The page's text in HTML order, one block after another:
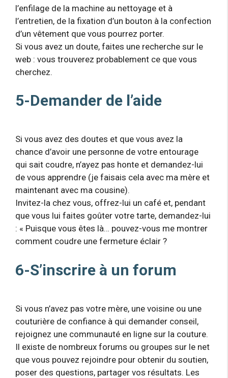
l’enfilage de la machine au nettoyage et à
l’entretien, de la fixation d’un bouton à la confection
d’un vêtement que vous pourrez porter.
Si vous avez un doute, faites une recherche sur le
web : vous trouverez probablement ce que vous
cherchez.
5-Demander de l’aide
Si vous avez des doutes et que vous avez la
chance d’avoir une personne de votre entourage
qui sait coudre, n’ayez pas honte et demandez-lui
de vous apprendre (je faisais cela avec ma mère et
maintenant avec ma cousine).
Invitez-la chez vous, offrez-lui un café et, pendant
que vous lui faites goûter votre tarte, demandez-lui
: « Puisque vous êtes là… pouvez-vous me montrer
comment coudre une fermeture éclair ?
6-S’inscrire à un forum
Si vous n’avez pas votre mère, une voisine ou une
couturière de confiance à qui demander conseil,
rejoignez une communauté en ligne sur la couture.
Il existe de nombreux forums ou groupes sur le net
que vous pouvez rejoindre pour obtenir du soutien,
poser des questions, partager vos résultats. Les